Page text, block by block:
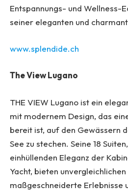
Entspannungs- und Wellness-
seiner eleganten und
www.splendide.ch
The View Lugano
THE VIEW Lugano ist ein
mit modernem Design, das
bereit ist, auf den Gewässern
See zu stechen. Seine 18
einhüllenden Eleganz der
Yacht, bieten
maßgeschneiderte Erlebnisse